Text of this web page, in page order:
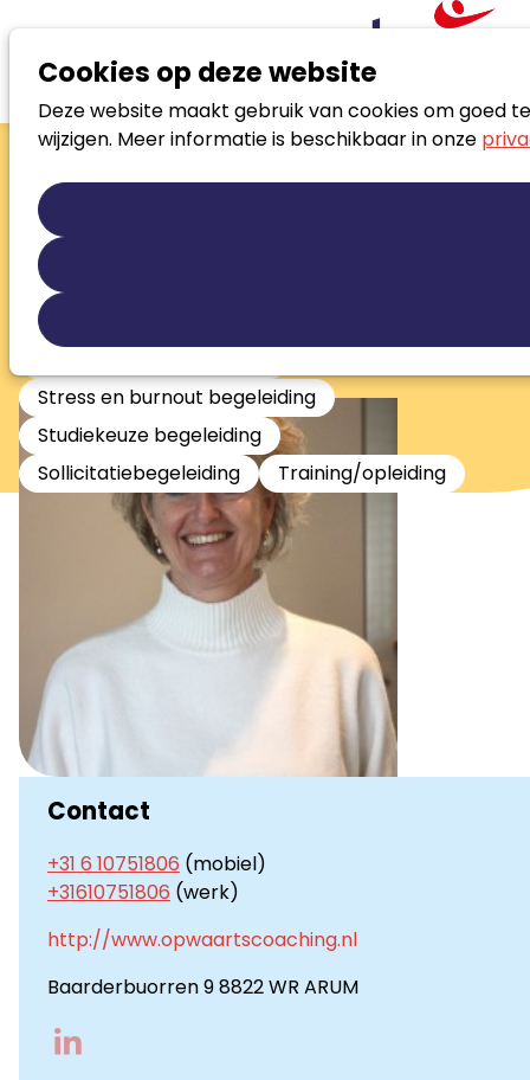
Cookies op deze website
Deze website maakt gebruik van cookies om goed
wijzigen. Meer informatie is beschikbaar in onze
Zoek loopbaanspecialist
Christine
Jansen
Loopbaanspecialist / CSR coach stress
en burn-out / Eigenaar B&B
Loopbaanontwikkeling
Stress en burnout begeleiding
Studiekeuze begeleiding
Sollicitatiebegeleiding
Training/opleiding
Contact
+31 6 10751806 (mobiel)
+31610751806 (werk)
http://www.opwaartscoaching.nl
Baarderbuorren 9 8822 WR ARUM